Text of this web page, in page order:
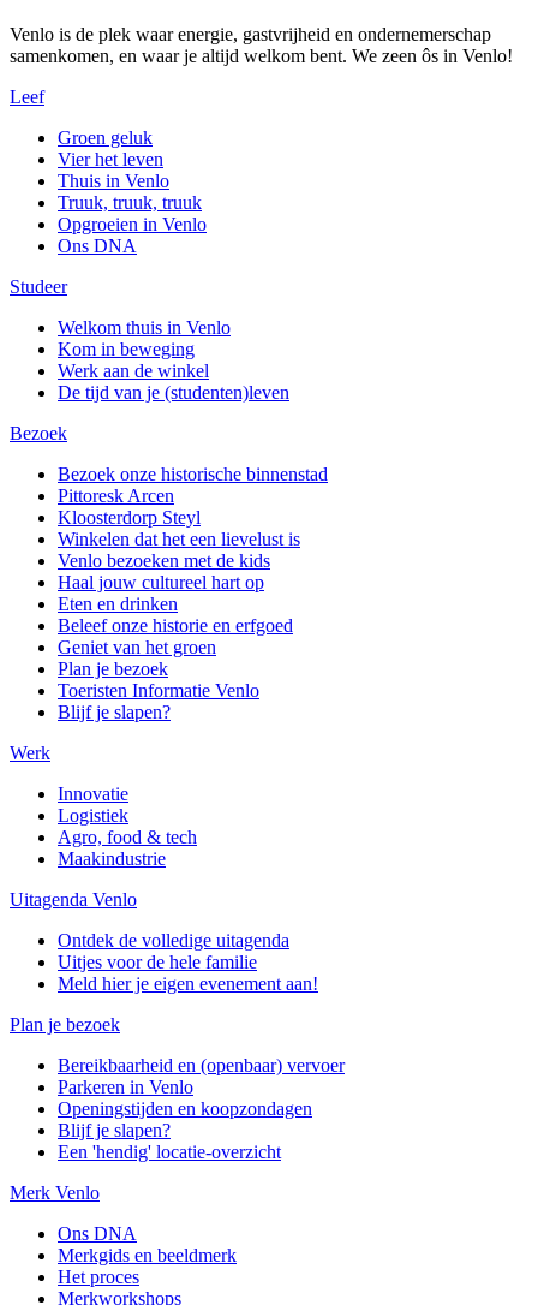
Venlo is de plek waar energie, gastvrijheid en ondernemerschap
samenkomen, en waar je altijd welkom bent. We zeen ôs in Venlo!
Leef
Groen geluk
Vier het leven
Thuis in Venlo
Truuk, truuk, truuk
Opgroeien in Venlo
Ons DNA
Studeer
Welkom thuis in Venlo
Kom in beweging
Werk aan de winkel
De tijd van je (studenten)leven
Bezoek
Bezoek onze historische binnenstad
Pittoresk Arcen
Kloosterdorp Steyl
Winkelen dat het een lievelust is
Venlo bezoeken met de kids
Haal jouw cultureel hart op
Eten en drinken
Beleef onze historie en erfgoed
Geniet van het groen
Plan je bezoek
Toeristen Informatie Venlo
Blijf je slapen?
Werk
Innovatie
Logistiek
Agro, food & tech
Maakindustrie
Uitagenda Venlo
Ontdek de volledige uitagenda
Uitjes voor de hele familie
Meld hier je eigen evenement aan!
Plan je bezoek
Bereikbaarheid en (openbaar) vervoer
Parkeren in Venlo
Openingstijden en koopzondagen
Blijf je slapen?
Een 'hendig' locatie-overzicht
Merk Venlo
Ons DNA
Merkgids en beeldmerk
Het proces
Merkworkshops